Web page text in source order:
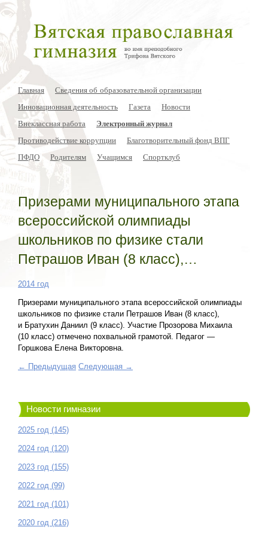
Главная
Сведения об образовательной организации
Инновационная деятельность
Газета
Новости
Внеклассная работа
Электронный журнал
Противодействие коррупции
Благотворительный фонд ВПГ
ПФДО
Родителям Учащимся Спортклуб
Призерами муниципального этапа
всероссийской олимпиады
школьников по физике стали
Петрашов Иван (8 класс),…
2014 год
Призерами муниципального этапа всероссийской олимпиады
школьников по физике стали Петрашов Иван (8 класс),
и Братухин Даниил (9 класс). Участие Прозорова Михаила
(10 класс) отмечено похвальной грамотой. Педагог —
Горшкова Елена Викторовна.
← Предыдущая Следующая →
Новости гимназии
2025 год (145)
2024 год (120)
2023 год (155)
2022 год (99)
2021 год (101)
2020 год (216)